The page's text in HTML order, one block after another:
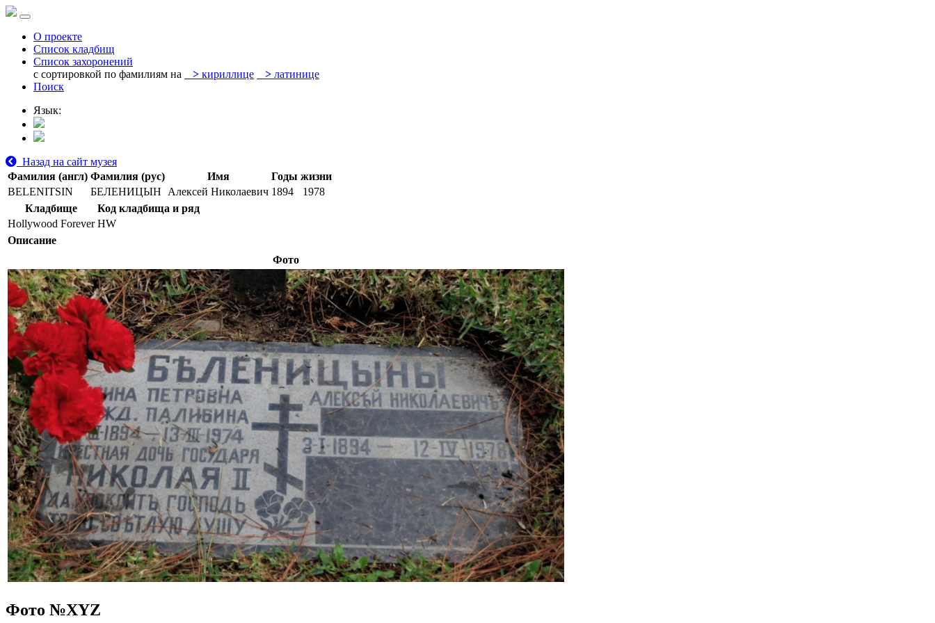
О проекте
Список кладбищ
Список захоронений
с сортировкой по фамилиям на
> кириллице > латинице
Поиск
Язык:
Назад на сайт музея
Фамилия (англ) Фамилия (рус) Имя
Годы жизни
BELENITSIN
БЕЛЕНИЦЫН Алексей Николаевич 1894
1978
Кладбище
Код кладбища и ряд
Hollywood Forever HW
Описание
Фото
Фото №XYZ